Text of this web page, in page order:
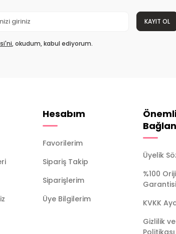
KAYIT OL
, okudum, kabul ediyorum.
Hesabım
Favorilerim
Sipariş Takip
Siparişlerim
Üye Bilgilerim
Üyelik
%100
Garantisi
KVKK
Gizlilik